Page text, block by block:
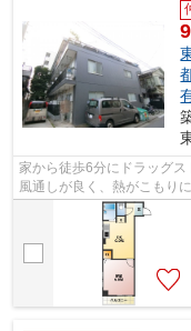
家から徒歩6分にドラッグ
風通しが良く、熱がこもり
物件は2沿線を利用できます